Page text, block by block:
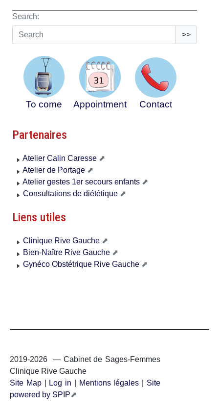
Search:
>>
To come Appointment Contact
Partenaires
Atelier Calin Caresse
Atelier de Portage
Atelier gestes 1er secours enfants
Consultations de diététique
Liens utiles
Clinique Rive Gauche
Bien-Naître Rive Gauche
Gynéco Obstétrique Rive Gauche
2019-2026 — Cabinet de Sages-Femmes
Clinique Rive Gauche
Site Map| Log in Mentions légales
Site
powered by SPIP